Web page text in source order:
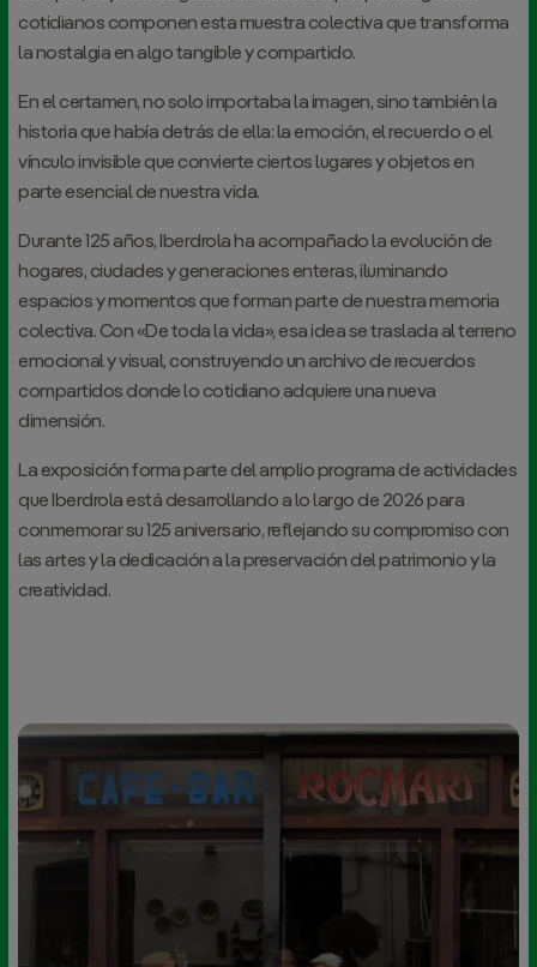
cotidianos componen esta muestra colectiva que transforma
la nostalgia en algo tangible y compartido.
En el certamen, no solo importaba la imagen, sino también la
historia que había detrás de ella: la emoción, el recuerdo o el
vínculo invisible que convierte ciertos lugares y objetos en
parte esencial de nuestra vida.
Durante 125 años, Iberdrola ha acompañado la evolución de
hogares, ciudades y generaciones enteras, iluminando
espacios y momentos que forman parte de nuestra memoria
colectiva. Con «De toda la vida», esa idea se traslada al terreno
emocional y visual, construyendo un archivo de recuerdos
compartidos donde lo cotidiano adquiere una nueva
dimensión.
La exposición forma parte del amplio programa de actividades
que Iberdrola está desarrollando a lo largo de 2026 para
conmemorar su 125 aniversario, reflejando su compromiso con
las artes y la dedicación a la preservación del patrimonio y la
creatividad.